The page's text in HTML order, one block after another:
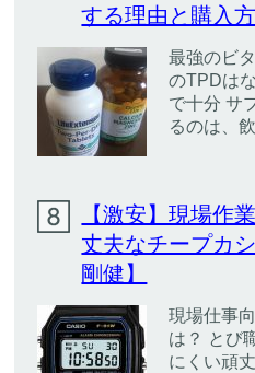
する理由と購入
最強のビ
のTPDは
で十分 サ
るのは、
【激安】現場作
丈夫なチープカ
剛健】
現場仕事
は？ とび
にくい頑